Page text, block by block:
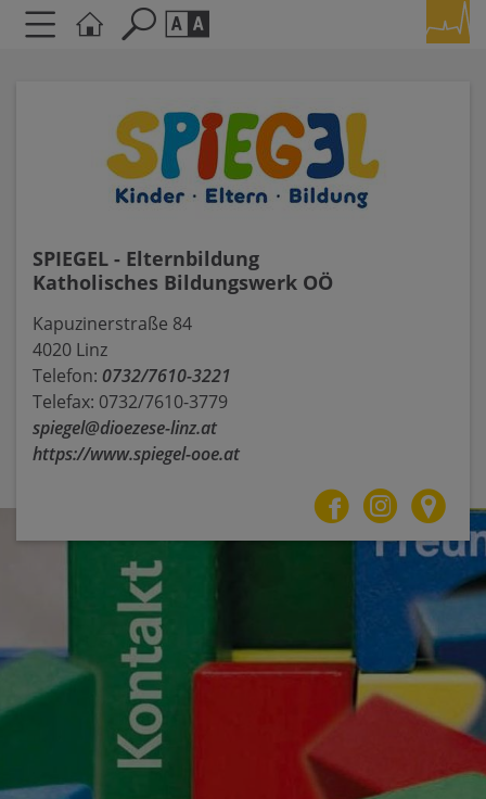
AA
A A A A A
SPIEGEL - Elternbildung
Katholisches Bildungswerk OÖ
Kapuzinerstraße 84
4020 Linz
Telefon: 0732/7610-3221
Telefax: 0732/7610-3779
spiegel@dioezese-linz.at
https://www.spiegel-ooe.at